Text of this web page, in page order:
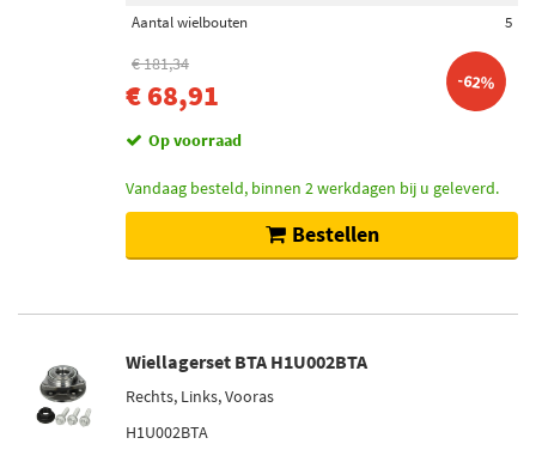
BTA (9)
FAG (13)
Wiellagerset (137)
Wiellagerbout (1)
Vooras (16)
Vooras links (14)
Vooras rechts (14)
Aantal wielbouten
5
€ 181,34
€ 68,91 -62%
Op voorraad
Vandaag besteld, binnen 2 werkdagen bij u geleverd.
Bestellen
Wiellagerset BTA H1U002BTA
Rechts, Links, Vooras
H1U002BTA